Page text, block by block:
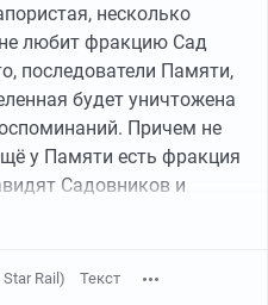
несколько
любит фракцию Сад
последователи Памяти,
будет уничтожена
Причем не
у Памяти есть фракция
Садовников и
только полезные
Памяти на обе
Rail) Текст